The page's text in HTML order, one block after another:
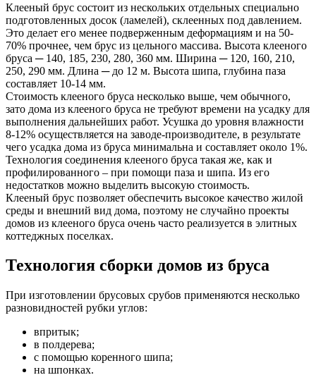
Клееный брус состоит из нескольких отдельных специально
подготовленных досок (ламелей), склеенных под давлением.
Это делает его менее подверженным деформациям и на 50-
70% прочнее, чем брус из цельного массива. Высота клееного
бруса ─ 140, 185, 230, 280, 360 мм. Ширина ─ 120, 160, 210,
250, 290 мм. Длина ─ до 12 м. Высота шипа, глубина паза
составляет 10-14 мм.
Стоимость клееного бруса несколько выше, чем обычного,
зато дома из клееного бруса не требуют времени на усадку для
выполнения дальнейших работ. Усушка до уровня влажности
8-12% осуществляется на заводе-производителе, в результате
чего усадка дома из бруса минимальна и составляет около 1%.
Технология соединения клееного бруса такая же, как и
профилированного – при помощи паза и шипа. Из его
недостатков можно выделить высокую стоимость.
Клееный брус позволяет обеспечить высокое качество жилой
среды и внешний вид дома, поэтому не случайно проекты
домов из клееного бруса очень часто реализуется в элитных
коттеджных поселках.
Технология сборки домов из бруса
При изготовлении брусовых срубов применяются несколько
разновидностей рубки углов:
впритык;
в полдерева;
с помощью коренного шипа;
на шпонках.